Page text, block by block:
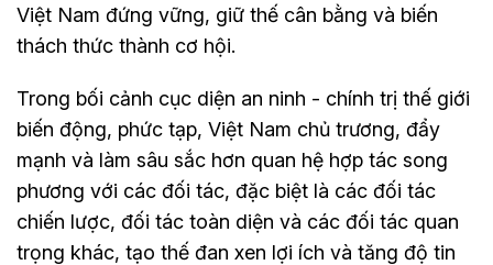
Việt Nam đứng vững, giữ thế cân bằng và biến
thách thức thành cơ hội.
Trong bối cảnh cục diện an ninh - chính trị thế giới
biến động, phức tạp, Việt Nam chủ trương, đẩy
mạnh và làm sâu sắc hơn quan hệ hợp tác song
phương với các đối tác, đặc biệt là các đối tác
chiến lược, đối tác toàn diện và các đối tác quan
trọng khác, tạo thế đan xen lợi ích và tăng độ tin